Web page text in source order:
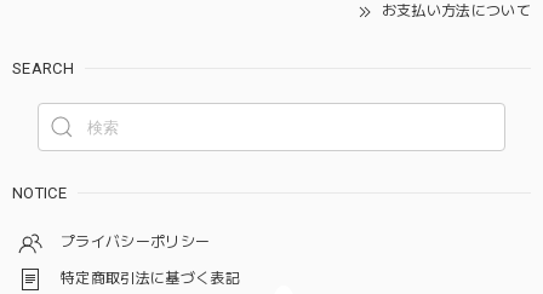
お支払い方法について
SEARCH
NOTICE
プライバシーポリシー
特定商取引法に基づく表記